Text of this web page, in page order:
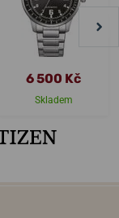
6 500 Kč
Skladem